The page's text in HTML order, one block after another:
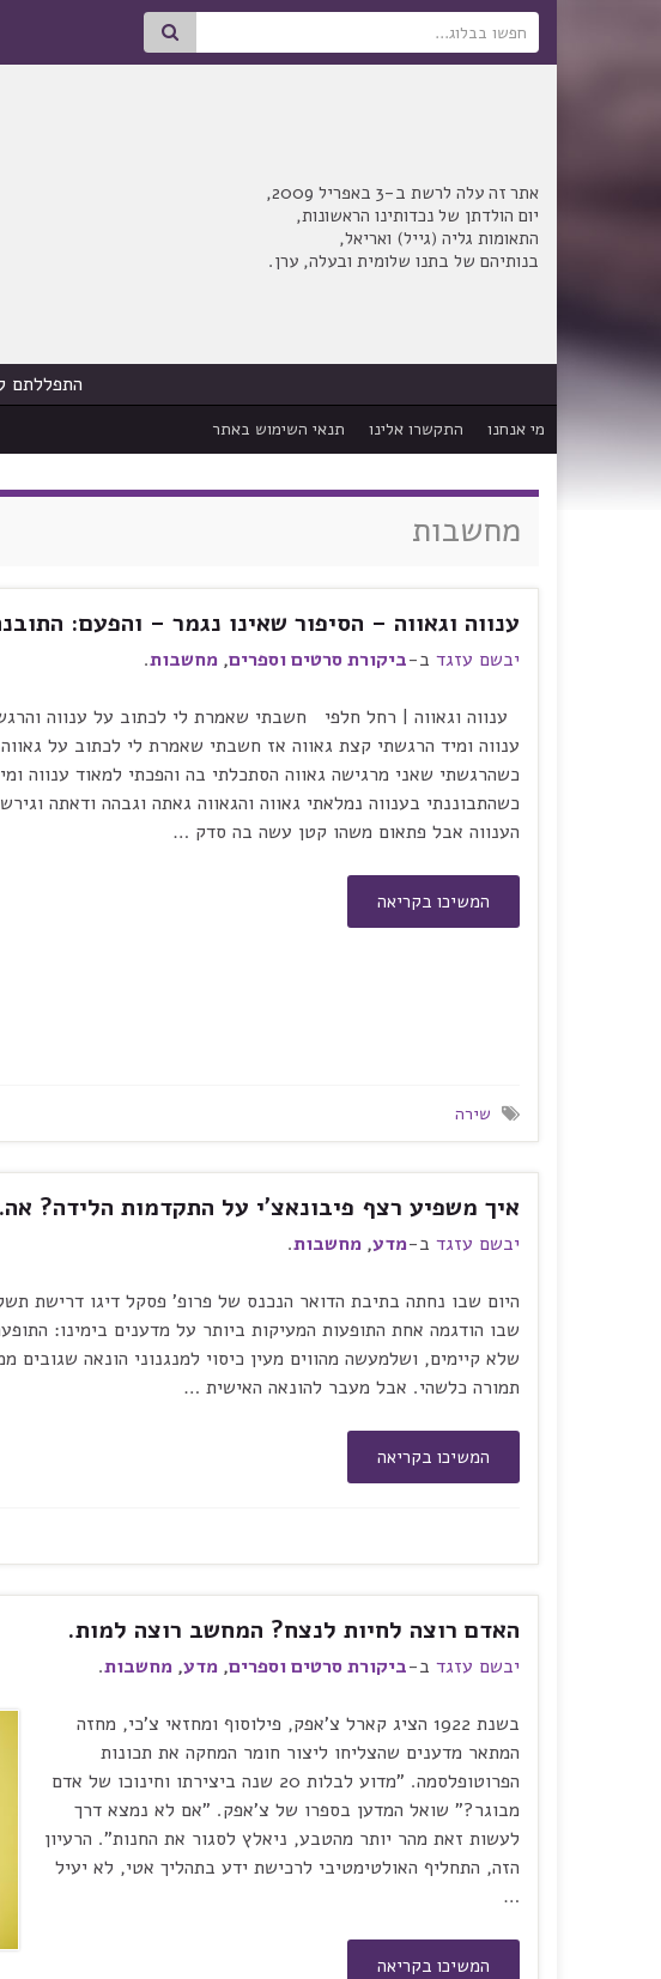
Search for:
אתר זה עלה לרשת ב-3 באפריל 2009,
יום הולדתן של נכדותינו הראשונות,
התאומות גליה (גייל) ואריאל,
בנותיהם של בתנו שלומית ובעלה, ערן.
התפללתם
מי אנחנו התקשרו אלינו תנאי השימוש באתר
מחשבות
ענווה וגאווה – הסיפור שאינו נגמר – והפעם:
יבשם עזגד ב-ביקורת סרטים וספרים, מחשבות.
ענווה וגאווה | רחל חלפי חשבתי שאמרת לי לכתוב על ענווה
ענווה ומיד הרגשתי קצת גאווה אז חשבתי שאמרת לי לכתוב על גאווה
כשהרגשתי שאני מרגישה גאווה הסתכלתי בה והפכתי למאוד ענווה
כשהתבוננתי בענווה נמלאתי גאווה והגאווה גאתה וגבהה ודאתה
הענווה אבל פתאום משהו קטן עשה בה סדק …
המשיכו בקריאה
שירה
איך משפיע רצף פיבונאצ'י על התקדמות הלידה?
יבשם עזגד ב-מדע, מחשבות.
שבו הודגמה אחת התופעות המעיקות ביותר על מדענים בימינו:
שלא קיימים, ושלמעשה מהווים מעין כיסוי למנגנוני הונאה שגובים
תמורה כלשהי. אבל מעבר להונאה האישית …
המשיכו בקריאה
האדם רוצה לחיות לנצח? המחשב רוצה למות.
יבשם עזגד ב-ביקורת סרטים וספרים, מדע, מחשבות.
בשנת 1922 הציג קארל צ'אפק, פילוסוף ומחזאי צ'כי, מחזה
המתאר מדענים שהצליחו ליצור חומר המחקה את תכונות
הפרוטופלסמה. "מדוע לבלות 20 שנה ביצירתו וחינוכו של אדם
מבוגר?" שואל המדען בספרו של צ'אפק. "אם לא נמצא דרך
לעשות זאת מהר יותר מהטבע, ניאלץ לסגור את החנות". הרעיון
הזה, התחליף האולטימטיבי לרכישת ידע בתהליך אטי, לא יעיל
…
המשיכו בקריאה